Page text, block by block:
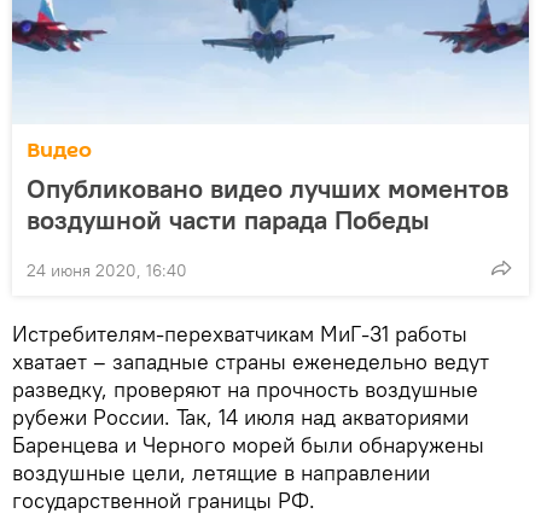
Видео
Опубликовано видео лучших моментов
воздушной части парада Победы
24 июня 2020, 16:40
Истребителям-перехватчикам МиГ-31 работы
хватает – западные страны еженедельно ведут
разведку, проверяют на прочность воздушные
рубежи России. Так, 14 июля над акваториями
Баренцева и Черного морей были обнаружены
воздушные цели, летящие в направлении
государственной границы РФ.